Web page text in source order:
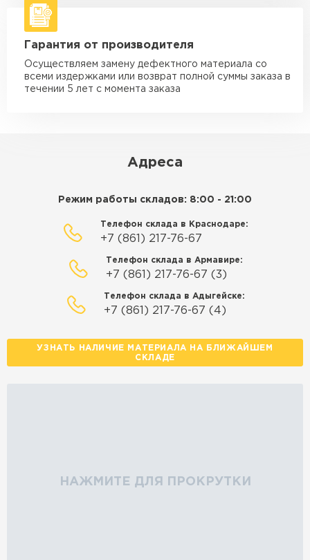
Манипулятор до 5 тн
макс. длина груза 5 м
Манипулятор до 10 тн
макс. длина груза 10 м
Манипулятор до 15 тн
Гарантия от производителя
Осуществляем замену дефектного материала со
всеми издержками или возврат полной суммы заказа в
течении 5 лет с момента заказа
Адреса
Режим работы складов: 8:00 - 21:00
Телефон склада в Краснодаре:
+7 (861) 217-76-67
Телефон склада в Армавире:
+7 (861) 217-76-67 (3)
Телефон склада в Адыгейске:
+7 (861) 217-76-67 (4)
УЗНАТЬ НАЛИЧИЕ МАТЕРИАЛА НА БЛИЖАЙШЕМ
СКЛАДЕ
НАЖМИТЕ ДЛЯ ПРОКРУТКИ